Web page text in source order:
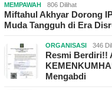
MEMPAWAH 806 Dilihat
Miftahul Akhyar Dorong
Muda Tangguh di Era
ORGANISASI 346
Resmi Berdiri!!
Mengabdi